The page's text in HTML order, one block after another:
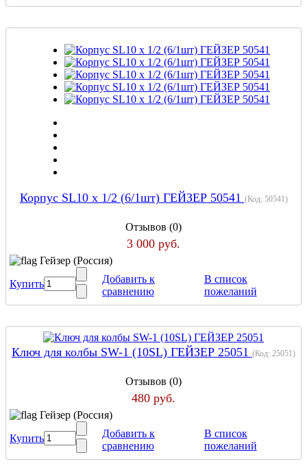
Корпус SL10 х 1/2 (6/1шт) ГЕЙЗЕР 50541 (Код: 50541)
Отзывов (0)
3 000 руб.
Гейзер (Россия)
Купить
Добавить к
сравнению
В список
пожеланий
Ключ для колбы SW-1 (10SL) ГЕЙЗЕР 25051 (Код: 25051)
Отзывов (0)
480 руб.
Гейзер (Россия)
Купить
Добавить к
сравнению
В список
пожеланий